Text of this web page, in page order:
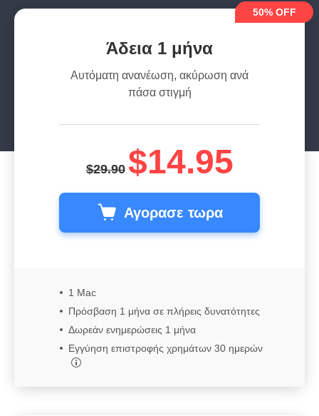
Για macOS
50% OFF
Άδεια 1 μήνα
Αυτόματη ανανέωση, ακύρωση ανά
πάσα στιγμή
$29.90 $14.95
Αγορασε τωρα
1 Mac
Πρόσβαση 1 μήνα σε πλήρεις δυνατότητες
Δωρεάν ενημερώσεις 1 μήνα
Εγγύηση επιστροφής χρημάτων 30 ημερών